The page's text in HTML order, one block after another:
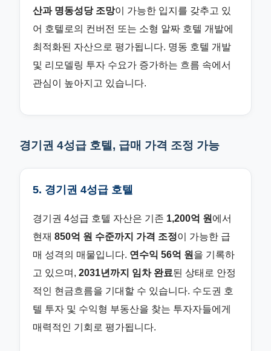
산과 명동성당 조망이 가능한 입지를 갖추고 있
어 호텔로의 컨버전 또는 소형 알짜 호텔 개발에
최적화된 자산으로 평가됩니다. 명동 호텔 개발
및 리모델링 투자 수요가 증가하는 흐름 속에서
관심이 높아지고 있습니다.
경기권 4성급 호텔, 급매 가격 조정 가능
5. 경기권 4성급 호텔
경기권 4성급 호텔 자산은 기존 1,200억 원에서
현재 850억 원 수준까지 가격 조정이 가능한 급
매 성격의 매물입니다. 연수익 56억 원을 기록하
고 있으며, 2031년까지 임차 완료된 상태로 안정
적인 현금흐름을 기대할 수 있습니다. 수도권 호
텔 투자 및 수익형 부동산을 찾는 투자자들에게
매력적인 기회로 평가됩니다.